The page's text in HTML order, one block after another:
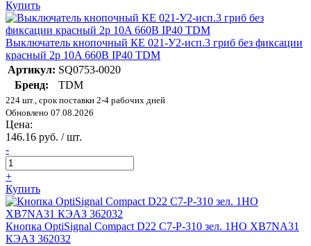
Купить
Выключатель кнопочный КЕ 021-У2-исп.3 гриб без фиксации
красный 2р 10A 660B IP40 TDM
Артикул: SQ0753-0020
Бренд:
TDM
224 шт., срок поставки 2-4 рабочих дней
Обновлено 07.08.2026
Цена:
146.16 руб. / шт.
-
+
Купить
Кнопка OptiSignal Compact D22 С7-P-310 зел. 1НО XB7NA31
КЭАЗ 362032